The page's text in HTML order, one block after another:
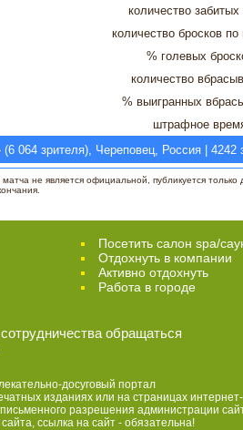
количество
количество бросков по
% голевых
количество
% выигранных
штрафное
064 зрителя), Череповец, Россия | 4242
не является официальной, публикуется только
Посетить салон spa/
Отдохнуть в компании
Активно отдохнуть
Работа в городе
обращаться
досуговый портал
изданиях или на страницах интернет-
разрешения администрации
ссылка на сайт - обязательна!